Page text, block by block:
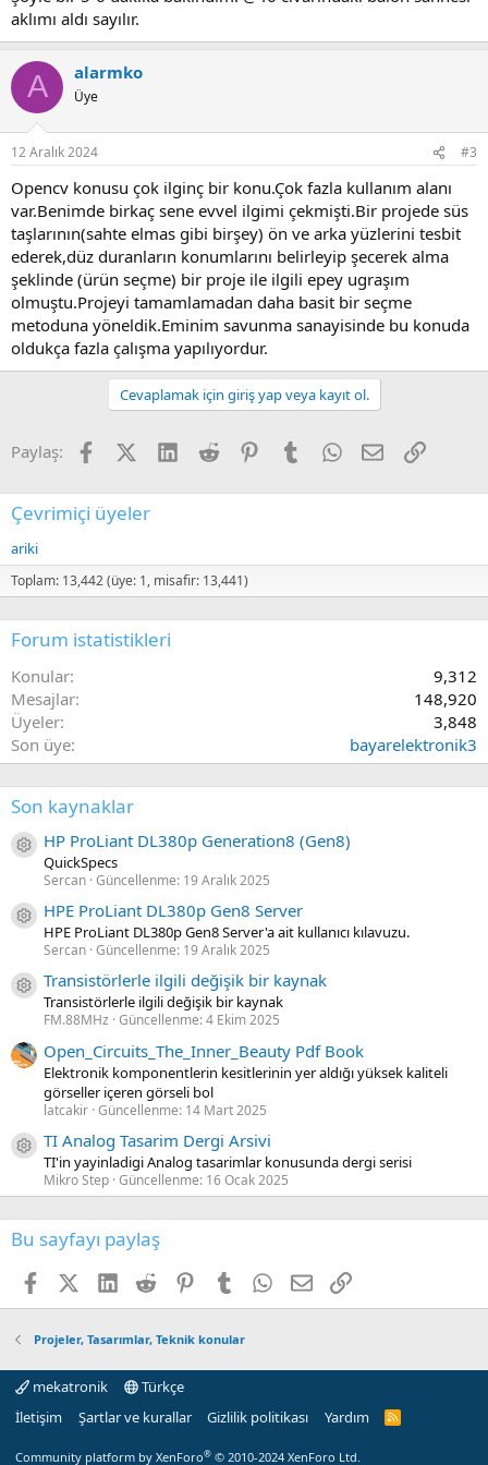
aklımı aldı sayılır.
A alarmko
Üye
12 Aralık 2024 #3
Opencv konusu çok ilginç bir konu.Çok fazla kullanım alanı
var.Benimde birkaç sene evvel ilgimi çekmişti.Bir projede süs
taşlarının(sahte elmas gibi birşey) ön ve arka yüzlerini tesbit
ederek,düz duranların konumlarını belirleyip şecerek alma
şeklinde (ürün seçme) bir proje ile ilgili epey ugraşım
olmuştu.Projeyi tamamlamadan daha basit bir seçme
metoduna yöneldik.Eminim savunma sanayisinde bu konuda
oldukça fazla çalışma yapılıyordur.
Cevaplamak için giriş yap veya kayıt ol.
Paylaş: FacebookX (Twitter)
LinkedIn
Reddit PinterestTumblrWhatsApp
E-postaLink
Çevrimiçi üyeler
ariki
Toplam: 13,442 (üye: 1, misafir: 13,441)
Forum istatistikleri
Konular
9,312
Mesajlar
148,920
Üyeler
3,848
Son üye
bayarelektronik3
Son kaynaklar
Kaynak ikon/amblem
HP ProLiant DL380p Generation8 (Gen8)
QuickSpecs
Sercan Güncellenme: 19 Aralık 2025
Kaynak ikon/amblem
HPE ProLiant DL380p Gen8 Server
HPE ProLiant DL380p Gen8 Server'a ait kullanıcı kılavuzu.
Sercan Güncellenme: 19 Aralık 2025
Kaynak ikon/amblem
Transistörlerle ilgili değişik bir kaynak
Transistörlerle ilgili değişik bir kaynak
FM.88MHz Güncellenme:4 Ekim 2025
Open_Circuits_The_Inner_Beauty Pdf Book
Elektronik komponentlerin kesitlerinin yer aldığı yüksek kaliteli
görseller içeren görseli bol
latcakir Güncellenme: 14 Mart 2025
Kaynak ikon/amblem
TI Analog Tasarim Dergi Arsivi
TI'in yayinladigi Analog tasarimlar konusunda dergi serisi
Mikro Step Güncellenme: 16 Ocak 2025
Bu sayfayı paylaş
FacebookX (Twitter)
LinkedIn
Reddit PinterestTumblr WhatsApp
E-postaLink
Projeler, Tasarımlar, Teknik konular
mekatronik
Türkçe
İletişim
Şartlar ve kurallar Gizlilik politikası Yardım
R
Community platform by XenForo® © 2010-2024 XenForo Ltd.